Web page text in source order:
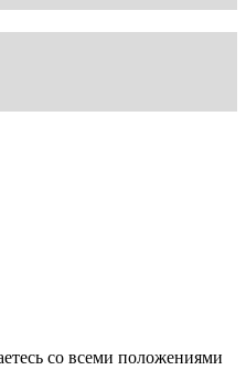
со всеми положениями